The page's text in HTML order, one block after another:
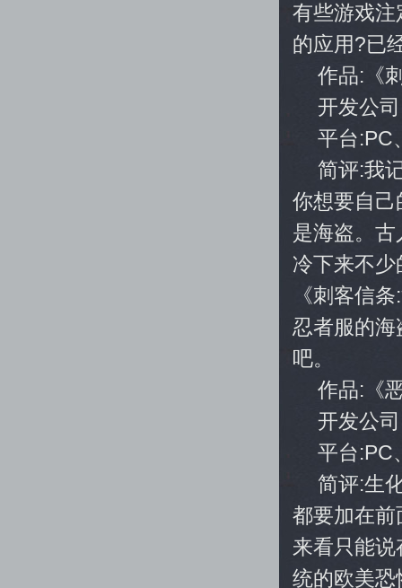
有些游戏注
的应用?已
作品:《
开发公
平台:PC
简评:我
你想要自己
是海盗。
冷下来不
《刺客信
忍者服的
吧。
作品:《
开发公
平台:PC
简评:生
都要加在
来看只能
统的欧美恐